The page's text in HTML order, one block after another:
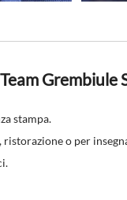
Grembiule
stampa.
o per